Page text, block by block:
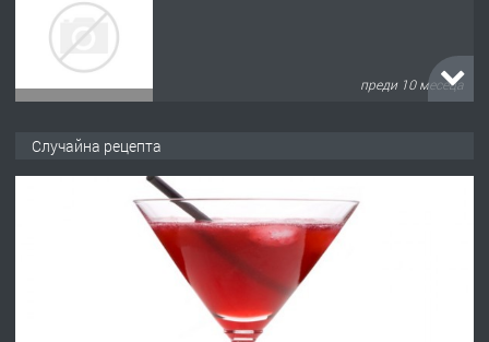
преди 10 месеца
Работа за общи работници
Случайна рецепта